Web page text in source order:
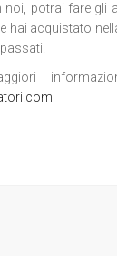
potrai fare gli
hai acquistato